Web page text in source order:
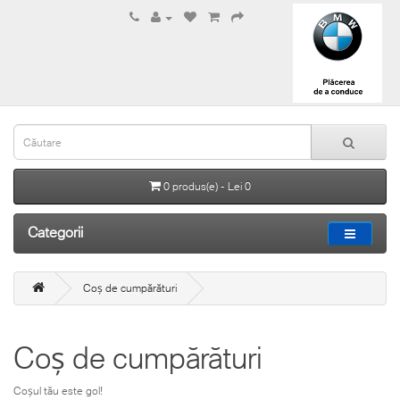
0 produs(e) - Lei 0
Categorii
Coș de cumpărături
Coș de cumpărături
Coșul tău este gol!